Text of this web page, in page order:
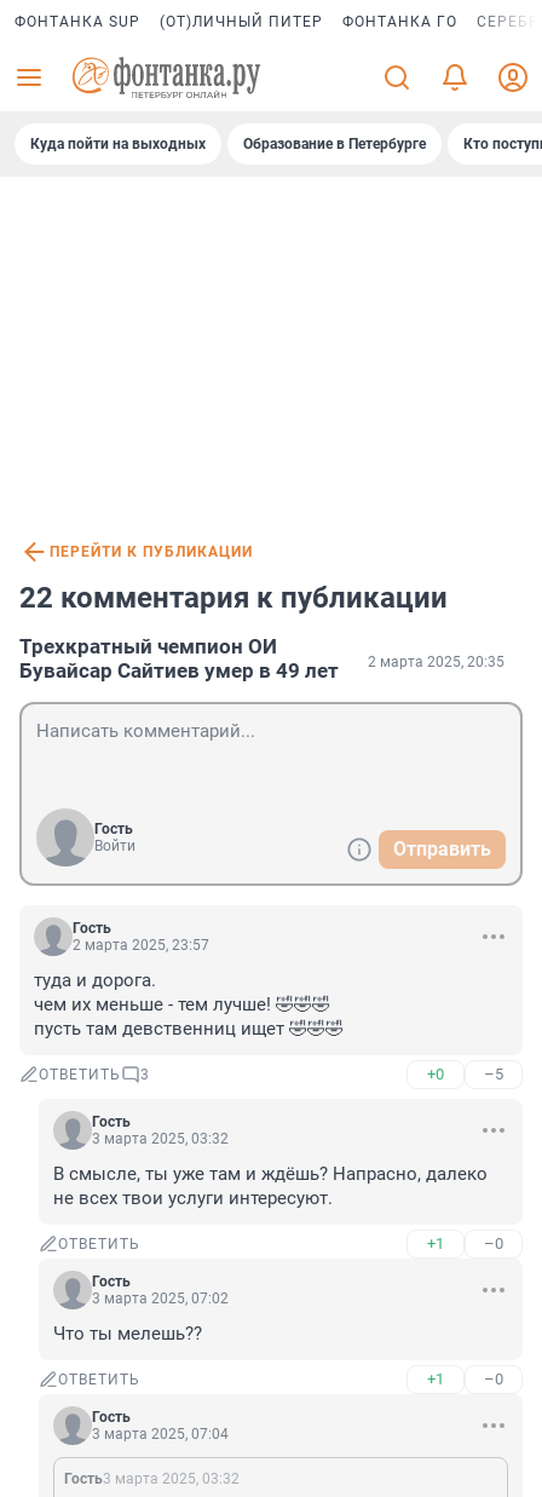
ФОНТАНКА SUP (ОТ)ЛИЧНЫЙ ПИТЕР ФОНТАНКА ГО
Куда пойти на выходных Образование в Петербурге Кто
ПЕРЕЙТИ К ПУБЛИКАЦИИ
22 комментария к публикации
Трехкратный чемпион ОИ
Бувайсар Сайтиев умер в 49 лет
2 марта 2025, 20:35
Гость
Войти
Отправить
Гость
2 марта 2025, 23:57
туда и дорога.
чем их меньше - тем лучше! 🤣🤣🤣
пусть там девственниц ищет 🤣🤣🤣
ОТВЕТИТЬ 3 +0 –5
Гость
3 марта 2025, 03:32
В смысле, ты уже там и ждёшь? Напрасно, далеко
не всех твои услуги интересуют.
ОТВЕТИТЬ +1 –0
Гость
3 марта 2025, 07:02
Что ты мелешь??
ОТВЕТИТЬ +1 –0
Гость
3 марта 2025, 07:04
Гость3 марта 2025, 03:32